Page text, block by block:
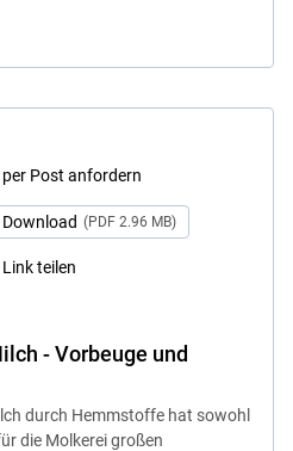
per Post anfordern
Download (PDF 2.96 MB)
Link teilen
- Vorbeuge und
durch Hemmstoffe hat sowohl
die Molkerei großen